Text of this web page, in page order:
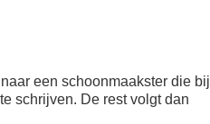
een schoonmaakster die bij
schrijven. De rest volgt dan